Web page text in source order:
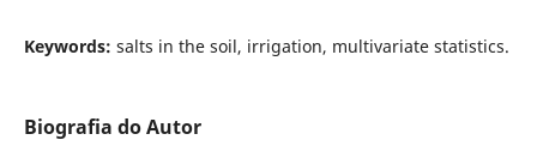
Keywords: salts in the soil, irrigation, multivariate statistics.
Biografia do Autor